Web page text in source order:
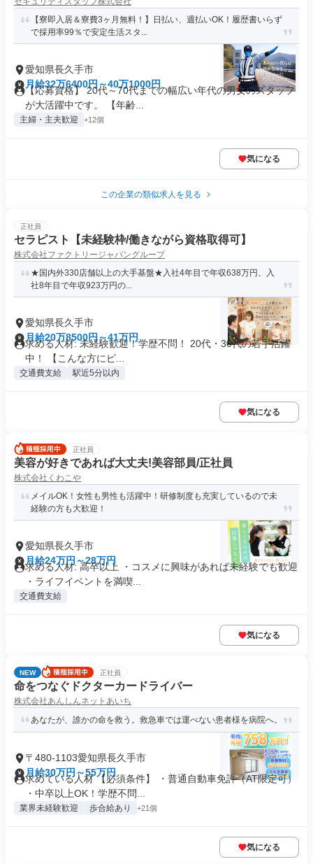
【寮即入居＆寮費3ヶ月無料！】日払い、週払いOK！履歴書いらず
で採用率99％で安定生活スタ...
愛知県長久手市
月給32万6400円～40万1000円
【応募資格】 20代～70代までの幅広い年代の男女のスタッフ
が大活躍中です。 【年齢...
主婦・主夫歓迎 +12個
気になる
この企業の類似求人を見る
正社員
セラピスト【未経験枠/働きながら資格取得可】
株式会社ファクトリージャパングループ
★国内外330店舗以上の大手基盤★入社4年目で年収638万円、入
社8年目で年収923万円の...
愛知県長久手市
月給20万8500円～41万円
求める人材: 未経験歓迎！学歴不問！ 20代・30代の若手活躍
中！ 【こんな方にピ...
交通費支給 駅近5分以内
気になる
正社員
美容が好きであれば大丈夫!美容部員/正社員
株式会社くわこや
メイルOK！女性も男性も活躍中！研修制度も充実しているので未
経験の方も大歓迎！
愛知県長久手市
月給24万円～28万円
求める人材: 高卒以上 ・コスメに興味があれば未経験でも歓迎
・ライフイベントを満喫...
交通費支給
気になる
NEW 正社員
命をつなぐドクターカードライバー
株式会社あんしんネットあいち
あなたが、誰かの命を救う。救急車では運べない患者様を病院へ。
〒480-1103愛知県長久手市
月給30万円～55万円
求めている人材 【必須条件】 ・普通自動車免許（AT限定可）
・中卒以上OK！学歴不問...
業界未経験歓迎 歩合給あり +21個
気になる